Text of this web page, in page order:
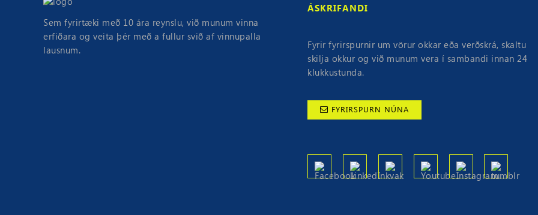
Sem fyrirtæki með 10 ára reynslu, við munum vinna
erfiðara og veita þér með a fullur svið af vinnupalla
lausnum.
ÁSKRIFANDI
Fyrir fyrirspurnir um vörur okkar eða verðskrá, skaltu
skilja okkur og við munum vera í sambandi innan 24
klukkustunda.
FYRIRSPURN NÚNA